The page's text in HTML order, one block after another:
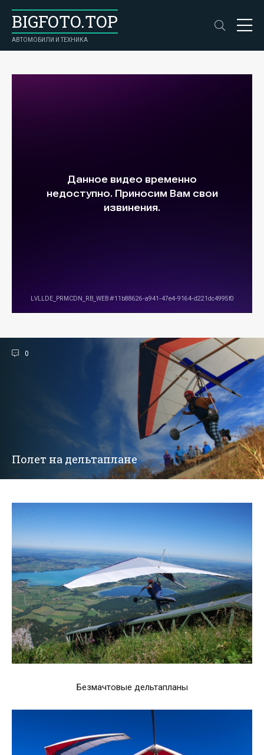
BIGFOTO.TOP
АВТОМОБИЛИ И ТЕХНИКА
0
Полет на дельтаплане
Безмачтовые дельтапланы